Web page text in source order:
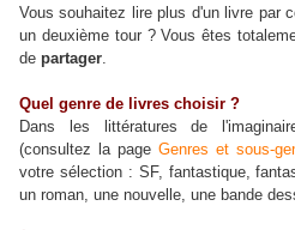
Vous souhaitez lire plus d'un livre par
un deuxième tour ? Vous êtes
de partager.
Quel genre de livres choisir ?
Dans les littératures de
(consultez la page Genres et sous-
votre sélection : SF, fantastique,
un roman, une nouvelle, une bande